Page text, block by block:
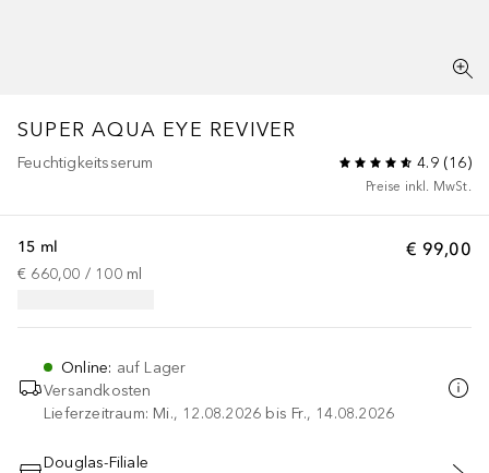
SUPER AQUA EYE REVIVER
Feuchtigkeitsserum 4.9(16)
Preise inkl. MwSt.
€ 99,00
15 ml
€ 660,00 / 100 ml
Online: auf Lager
Versandkosten
Lieferzeitraum: Mi., 12.08.2026 bis Fr., 14.08.2026
Douglas-Filiale